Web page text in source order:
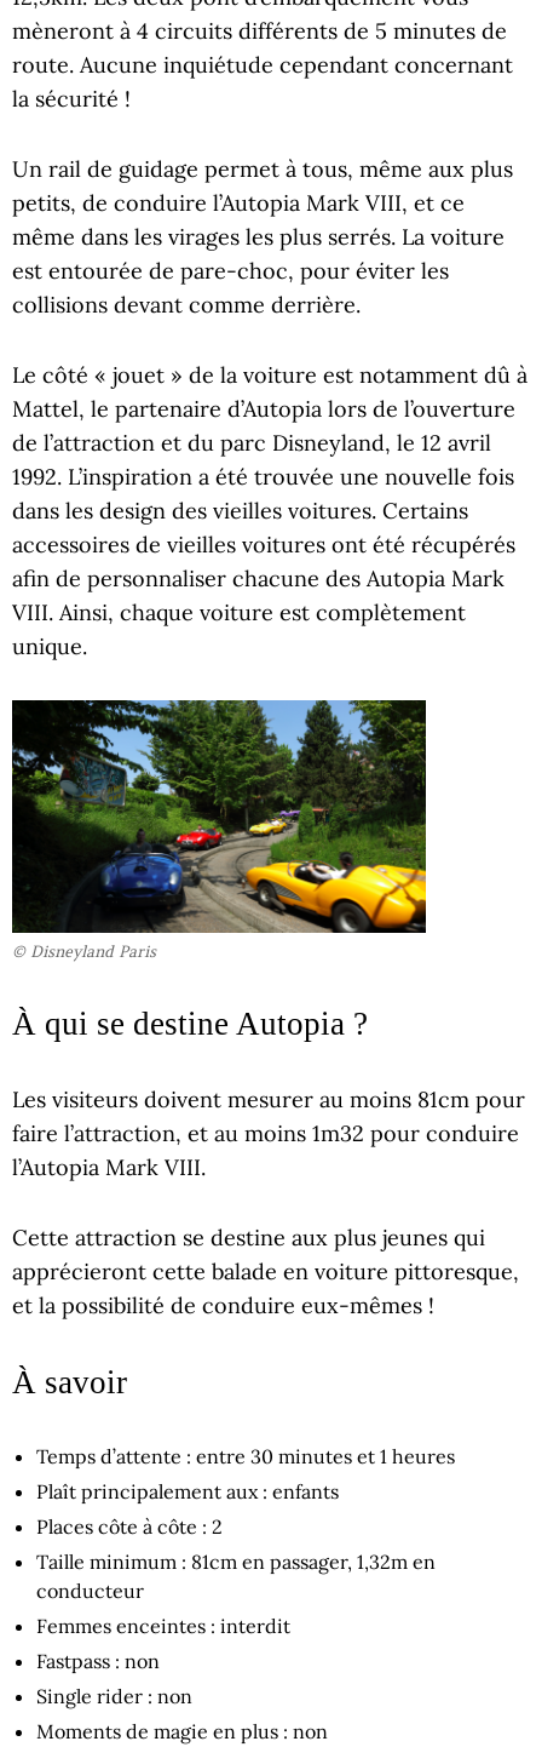
mèneront à 4 circuits différents de 5 minutes de
route. Aucune inquiétude cependant concernant
la sécurité !
Un rail de guidage permet à tous, même aux plus
petits, de conduire l’Autopia Mark VIII, et ce
même dans les virages les plus serrés. La voiture
est entourée de pare-choc, pour éviter les
collisions devant comme derrière.
Le côté « jouet » de la voiture est notamment dû à
Mattel, le partenaire d’Autopia lors de l’ouverture
de l’attraction et du parc Disneyland, le 12 avril
1992. L’inspiration a été trouvée une nouvelle fois
dans les design des vieilles voitures. Certains
accessoires de vieilles voitures ont été récupérés
afin de personnaliser chacune des Autopia Mark
VIII. Ainsi, chaque voiture est complètement
unique.
© Disneyland Paris
À qui se destine Autopia ?
Les visiteurs doivent mesurer au moins 81cm pour
faire l’attraction, et au moins 1m32 pour conduire
l’Autopia Mark VIII.
Cette attraction se destine aux plus jeunes qui
apprécieront cette balade en voiture pittoresque,
et la possibilité de conduire eux-mêmes !
À savoir
Temps d’attente : entre 30 minutes et 1 heures
Plaît principalement aux : enfants
Places côte à côte : 2
Taille minimum : 81cm en passager, 1,32m en
conducteur
Femmes enceintes : interdit
Fastpass : non
Single rider : non
Moments de magie en plus : non